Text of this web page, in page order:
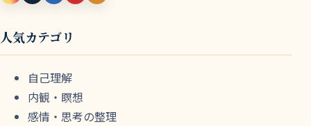
人気カテゴリ
自己理解
内観・瞑想
感情・思考の整理